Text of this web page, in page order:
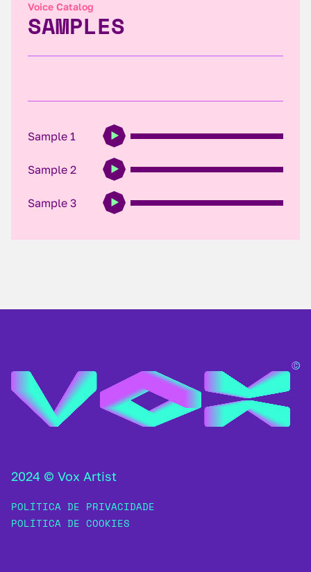
Voice Catalog
SAMPLES
Sample 1
Sample 2
Sample 3
2024 © Vox Artist
POLÍTICA DE PRIVACIDADE
POLÍTICA DE COOKIES